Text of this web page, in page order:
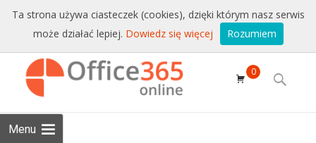
Sprzedaż i wsparcie:+48 228771525
Email:sklep@conet.pl
Menu
Skip to
content
0
Search
Ta strona używa ciasteczek (cookies), dzięki którym nasz serwis
może działać lepiej. Dowiedz się więcej Rozumiem